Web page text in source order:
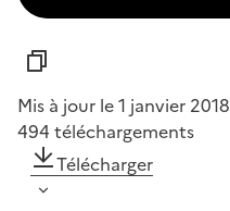
Mis à jour le 1 janvier 2018
494 téléchargements
Télécharger